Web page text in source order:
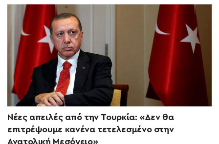
Νέες απειλές από την Τουρκία: «Δεν θα
επιτρέψουμε κανένα τετελεσμένο στην
Ανατολική Μεσόγειο»